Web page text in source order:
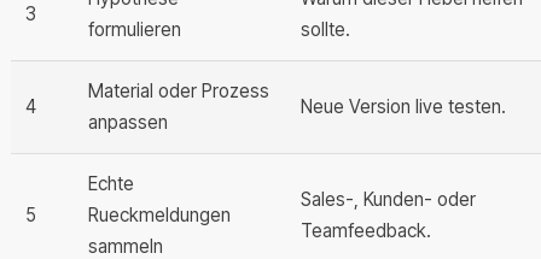
3
formulieren
sollte.
4
Material oder Prozess
anpassen
Neue Version live testen.
5
Echte
Rueckmeldungen
sammeln
Sales-, Kunden- oder
Teamfeedback.